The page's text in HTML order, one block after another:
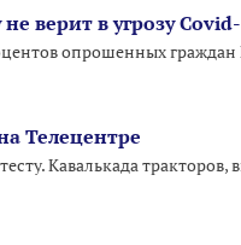
верит в угрозу
опрошенных граждан
Телецентре
Кавалькада тракторов,